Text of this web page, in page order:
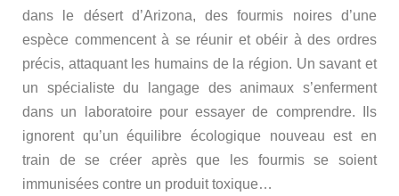
dans le désert d’Arizona, des fourmis noires d’une
espèce commencent à se réunir et obéir à des ordres
précis, attaquant les humains de la région. Un savant et
un spécialiste du langage des animaux s’enferment
dans un laboratoire pour essayer de comprendre. Ils
ignorent qu’un équilibre écologique nouveau est en
train de se créer après que les fourmis se soient
immunisées contre un produit toxique…